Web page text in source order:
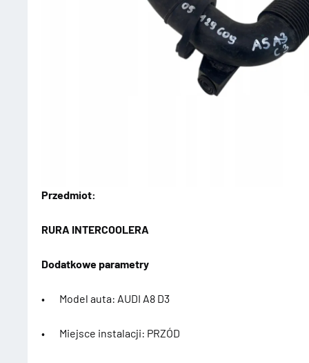
Przedmiot:
RURA INTERCOOLERA
Dodatkowe parametry
• Model auta: AUDI A8 D3
• Miejsce instalacji: PRZÓD